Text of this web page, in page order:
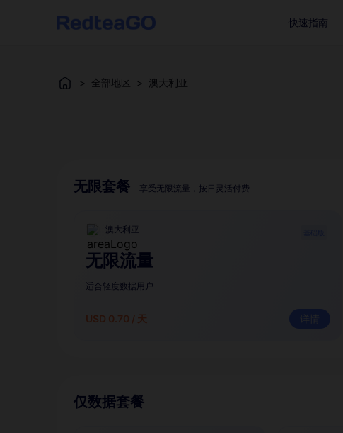
快速指南
> 全部地区 > 澳大利亚
无限套餐 享受无限流量，按日灵活付费
澳大利亚
无限流量
适合轻度数据用户
USD 0.70 / 天 详情
仅数据套餐